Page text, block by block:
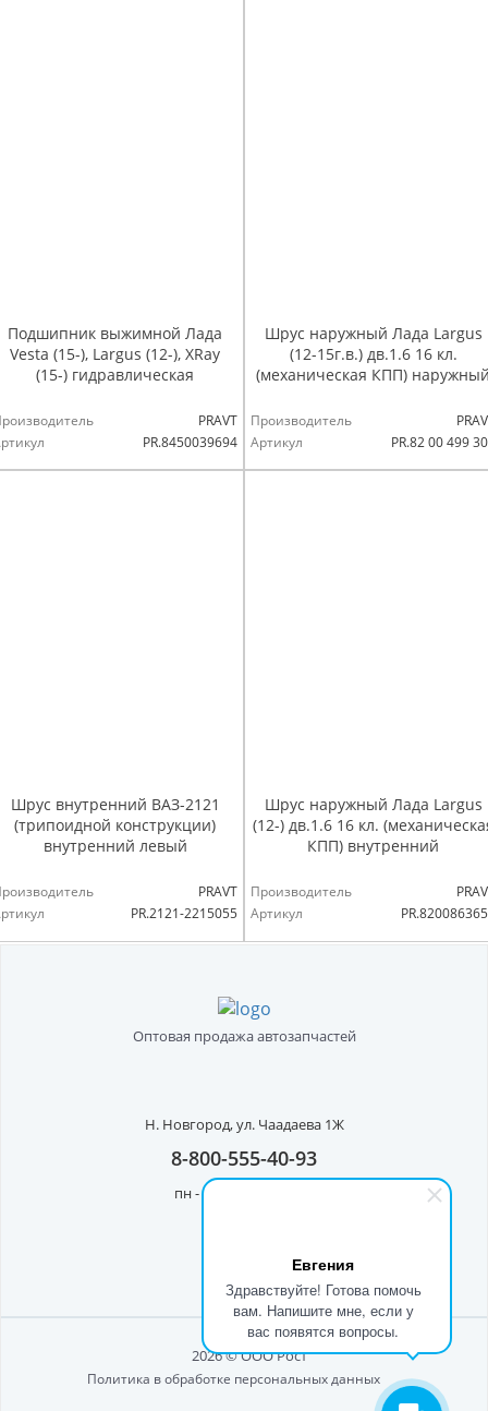
Евгения
Здравствуйте! Готова помочь
вам. Напишите мне, если у
вас появятся вопросы.
Подшипник выжимной Лада
Vesta (15-), Largus (12-), XRay
(15-) гидравлическая
PRAVT
PR.8450039694
Шрус наружный Лада Largus
(12-15г.в.) дв.1.6 16 кл.
(механическая КПП)
Производитель
Артикул
PR.82 00 499
Шрус внутренний ВАЗ-2121
(трипоидной конструкции)
внутренний левый
PRAVT
PR.2121-2215055
Шрус наружный Лада Largus
(12-) дв.1.6 16 кл.
КПП) внутренний
Производитель
Артикул
Оптовая продажа автозапчастей
Н. Новгород,ул. Чаадаева 1Ж
8-800-555-40-93
пн - пт с 8:00 до 17:00
2026 © ООО Рост"
Политика в обработке персональных данных